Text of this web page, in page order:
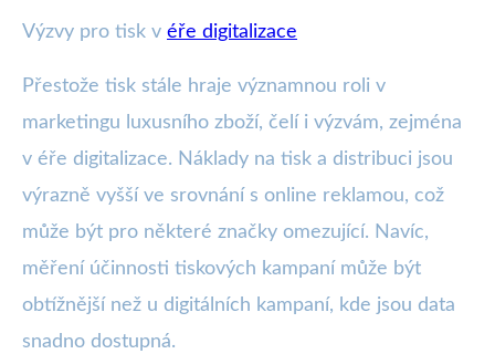
Výzvy pro tisk v éře digitalizace
Přestože tisk stále hraje významnou roli v
marketingu luxusního zboží, čelí i výzvám, zejména
v éře digitalizace. Náklady na tisk a distribuci jsou
výrazně vyšší ve srovnání s online reklamou, což
může být pro některé značky omezující. Navíc,
měření účinnosti tiskových kampaní může být
obtížnější než u digitálních kampaní, kde jsou data
snadno dostupná.